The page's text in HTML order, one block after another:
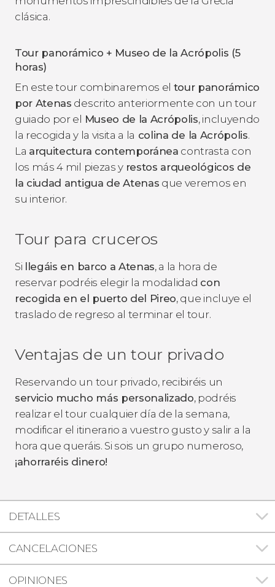
clásica.
Tour panorámico + Museo de la Acrópolis (5
horas)
En este tour combinaremos el tour panorámico
por Atenas descrito anteriormente con un tour
guiado por el Museo de la Acrópolis, incluyendo
la recogida y la visita a la colina de la Acrópolis.
La arquitectura contemporánea contrasta con
los más 4 mil piezas y restos arqueológicos de
la ciudad antigua de Atenas que veremos en
su interior.
Tour para cruceros
Si llegáis en barco a Atenas, a la hora de
reservar podréis elegir la modalidad con
recogida en el puerto del Pireo, que incluye el
traslado de regreso al terminar el tour.
Ventajas de un tour privado
Reservando un tour privado, recibiréis un
servicio mucho más personalizado, podréis
realizar el tour cualquier día de la semana,
modificar el itinerario a vuestro gusto y salir a la
hora que queráis. Si sois un grupo numeroso,
¡ahorraréis dinero!
DETALLES
CANCELACIONES
OPINIONES